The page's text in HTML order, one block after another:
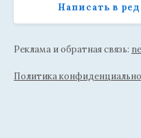
Написать в
Реклама и обратная связь:
Политика